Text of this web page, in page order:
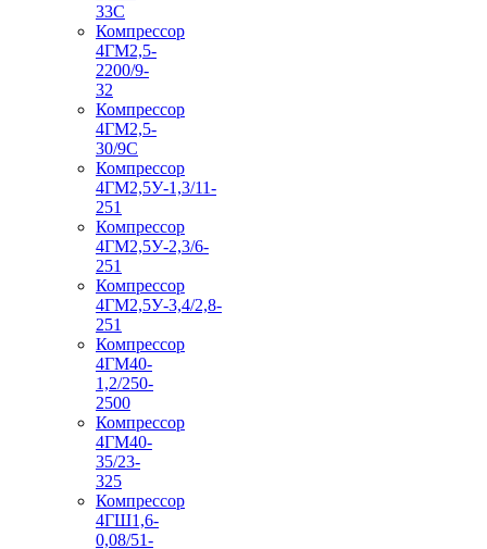
33С
Компрессор
4ГМ2,5-
2200/9-
32
Компрессор
4ГМ2,5-
30/9С
Компрессор
4ГМ2,5У-1,3/11-
251
Компрессор
4ГМ2,5У-2,3/6-
251
Компрессор
4ГМ2,5У-3,4/2,8-
251
Компрессор
4ГМ40-
1,2/250-
2500
Компрессор
4ГМ40-
35/23-
325
Компрессор
4ГШ1,6-
0,08/51-